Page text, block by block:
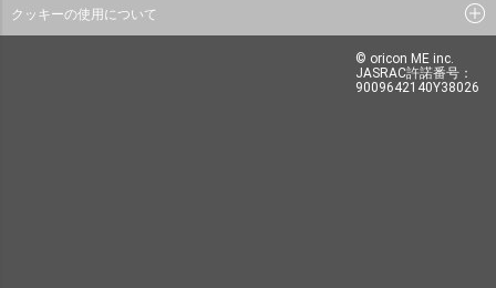
クッキーの使用について
© oricon ME inc.
JASRAC許諾番号：
9009642140Y38026